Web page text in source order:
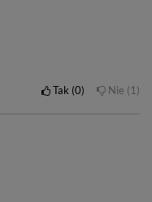
Tak 0 Nie 1